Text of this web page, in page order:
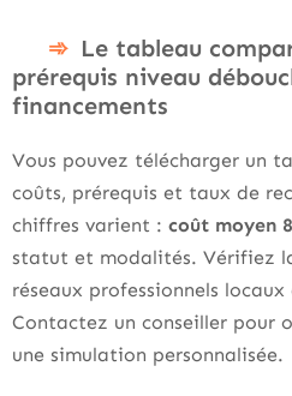
Le tableau
prérequis niveau
financements
Vous pouvez télécharger un
coûts, prérequis et taux de
chiffres varient : coût moyen
statut et modalités. Vérifiez
réseaux professionnels
Contactez un conseiller pour
une simulation personnalisée.